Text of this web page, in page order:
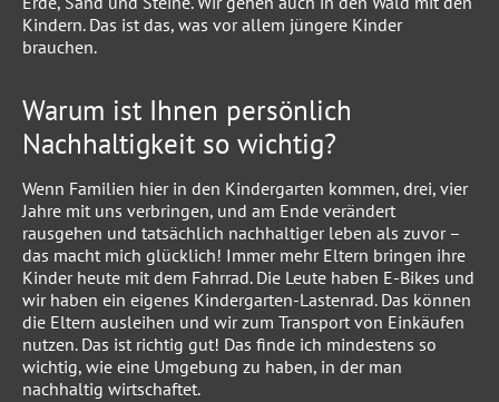
Kindern. Das ist das, was vor allem jüngere Kinder
brauchen.
Warum ist Ihnen persönlich
Nachhaltigkeit so wichtig?
Wenn Familien hier in den Kindergarten kommen, drei, vier
Jahre mit uns verbringen, und am Ende verändert
rausgehen und tatsächlich nachhaltiger leben als zuvor –
das macht mich glücklich! Immer mehr Eltern bringen ihre
Kinder heute mit dem Fahrrad. Die Leute haben E-Bikes und
wir haben ein eigenes Kindergarten-Lastenrad. Das können
die Eltern ausleihen und wir zum Transport von Einkäufen
nutzen. Das ist richtig gut! Das finde ich mindestens so
wichtig, wie eine Umgebung zu haben, in der man
nachhaltig wirtschaftet.